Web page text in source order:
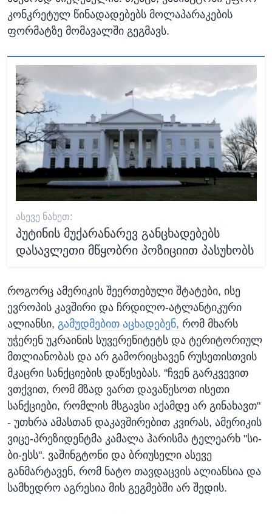
კონკრეტულ წინადადებებს მოლაპარაკების
ფორმატზე მომავალში გეგმავს.
ᲐᲡᲔᲕᲔ ᲜᲐᲮᲔᲗ:
პუტინის მუქარანარევ განცხადებებს
დასავლეთი მწყობრი პოზიციით პასუხობს
როგორც ამერიკის შეერთებული შტატები, ისე
ევროპის კავშირი და ჩრდილო-ატლანტიკური
ალიანსი, გამუდმებით აცხადებენ, რომ მხარს
უჭერენ უკრაინის სუვერენიტეტს და ტერიტორიულ
მთლიანობას და არ გამორიცხავენ რუსეთისთვის
მკაცრი სანქციების დაწესებას. "ჩვენ გარკვევით
ვთქვით, რომ მზად ვართ დავაწესოთ ისეთი
სანქციები, რომლის მსგავსი აქამდე არ გინახავთ"
- უთხრა ამასთან დაკავშირებით კვირას, ამერიკის
ვიცე-პრეზიდენტმა კამალა ჰარისმა ტელეარხ "სი-
ბი-ესს". ვაშინგტონი და ბრიუსელი ასევე
განმარტავენ, რომ ნატო თავდაცვის ალიანსია და
სამხედრო აგრესია მის გეგმებში არ შედის.